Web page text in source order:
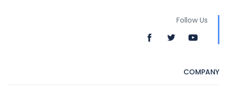
Follow Us
COMPANY